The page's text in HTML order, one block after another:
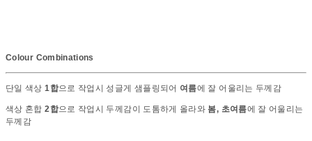
Colour Combinations
단일 색상1합으로 작업시 성글게 샘플링되어 여름에 잘 어울리는 두께감
색상 혼합2합으로 작업시 두께감이 도톰하게 올라와 봄, 초여름에 잘 어울리는
두께감